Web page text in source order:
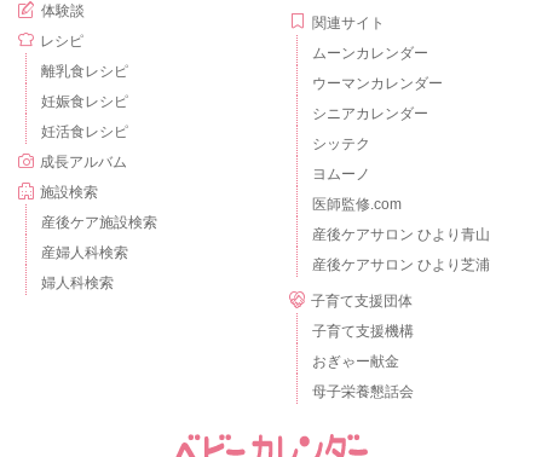
体験談
レシピ
離乳食レシピ
妊娠食レシピ
妊活食レシピ
成長アルバム
施設検索
産後ケア施設検索
産婦人科検索
婦人科検索
関連サイト
ムーンカレンダー
ウーマンカレンダー
シニアカレンダー
シッテク
ヨムーノ
医師監修.com
産後ケアサロン ひより青山
産後ケアサロン ひより芝浦
子育て支援団体
子育て支援機構
おぎゃー献金
母子栄養懇話会